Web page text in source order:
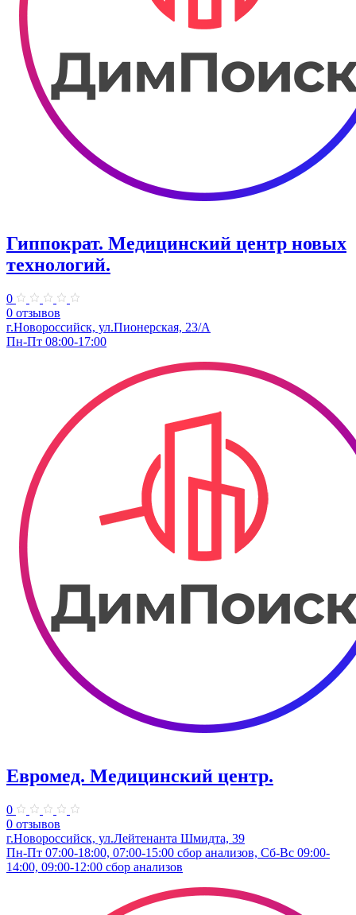
Гиппократ. Медицинский центр новых
технологий.
0
0 отзывов
г.Новороссийск, ул.Пионерская, 23/А
Пн-Пт 08:00-17:00
Евромед. Медицинский центр.
0
0 отзывов
г.Новороссийск, ул.Лейтенанта Шмидта, 39
Пн-Пт 07:00-18:00, 07:00-15:00 сбор анализов, Сб-Вс 09:00-
14:00, 09:00-12:00 сбор анализов